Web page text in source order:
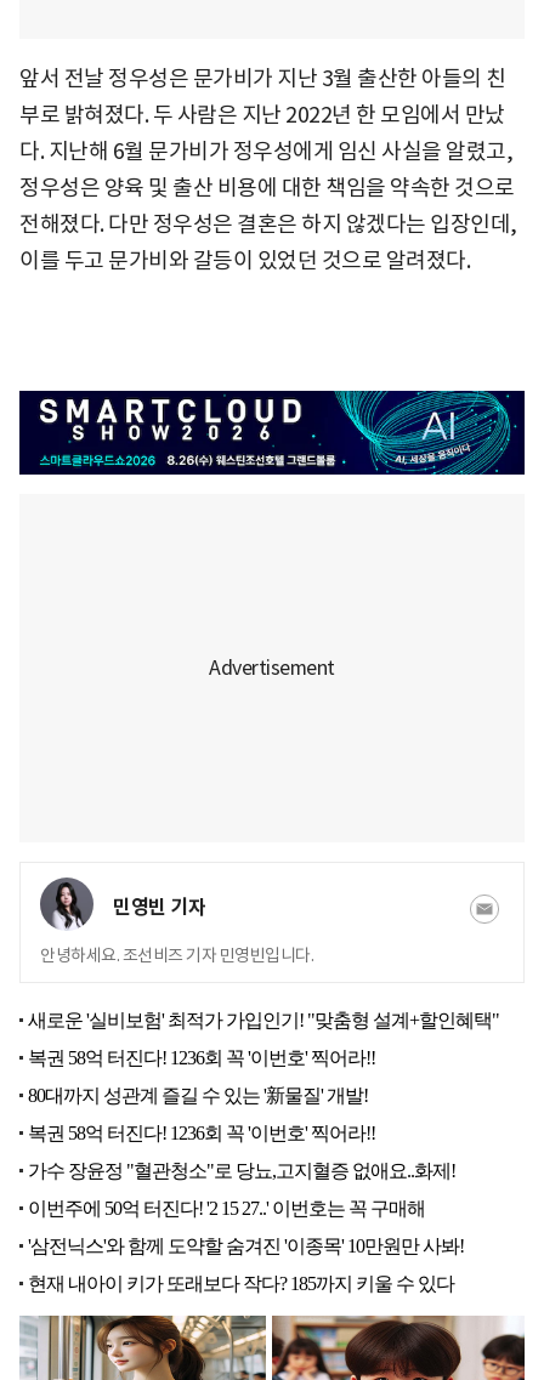
앞서 전날 정우성은 문가비가 지난 3월 출산한 아들의 친
부로 밝혀졌다. 두 사람은 지난 2022년 한 모임에서 만났
다. 지난해 6월 문가비가 정우성에게 임신 사실을 알렸고,
정우성은 양육 및 출산 비용에 대한 책임을 약속한 것으로
전해졌다. 다만 정우성은 결혼은 하지 않겠다는 입장인데,
이를 두고 문가비와 갈등이 있었던 것으로 알려졌다.
민영빈 기자
안녕하세요. 조선비즈 기자 민영빈입니다.